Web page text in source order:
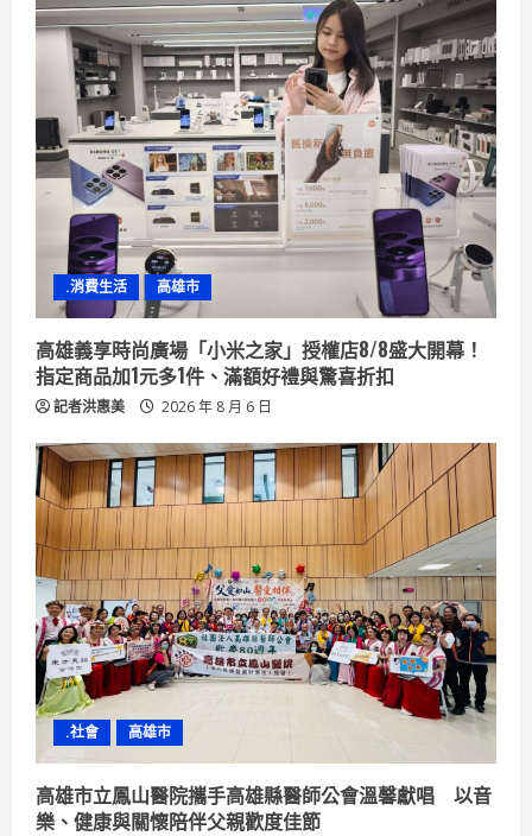
.消費生活 高雄市
高雄義享時尚廣場「小米之家」授權店8/8盛大開幕！
指定商品加1元多1件、滿額好禮與驚喜折扣
記者洪惠美 2026 年 8 月 6 日
.社會 高雄市
高雄市立鳳山醫院攜手高雄縣醫師公會溫馨獻唱 以音
樂、健康與關懷陪伴父親歡度佳節